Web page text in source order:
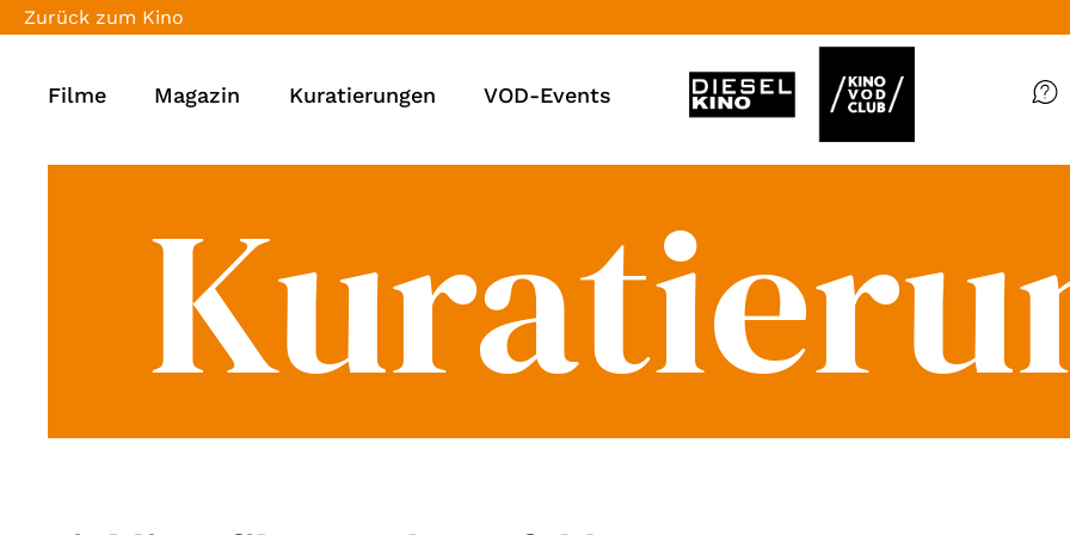
Filme
Kuratierungen
VOD-Events
So geht’s
Zurück zum Kino
Filme Magazin Kuratierungen VOD-Events